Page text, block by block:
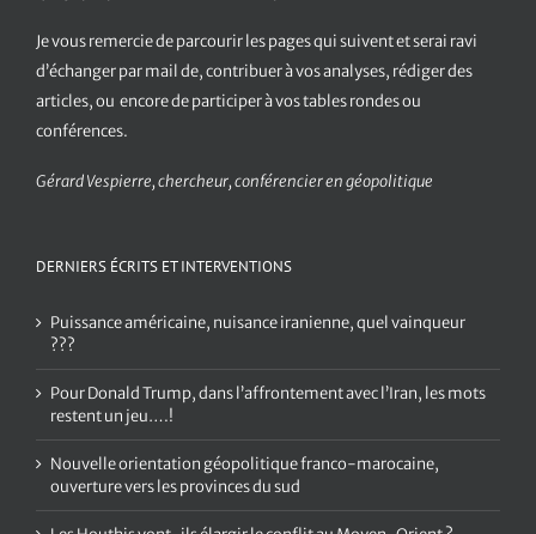
Je vous remercie de parcourir les pages qui suivent et serai ravi
d’échanger par mail de, contribuer à vos analyses, rédiger des
articles, ou encore de participer à vos tables rondes ou
conférences.
Gérard Vespierre, chercheur, conférencier en géopolitique
DERNIERS ÉCRITS ET INTERVENTIONS
Puissance américaine, nuisance iranienne, quel vainqueur
???
Pour Donald Trump, dans l’affrontement avec l’Iran, les mots
restent un jeu….!
Nouvelle orientation géopolitique franco-marocaine,
ouverture vers les provinces du sud